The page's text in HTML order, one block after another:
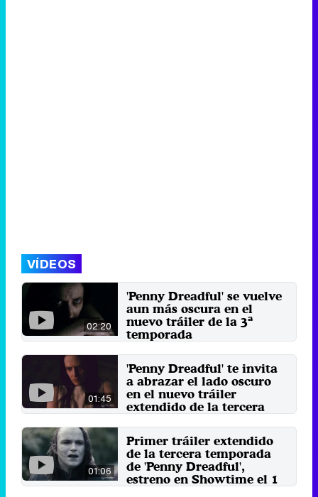
VÍDEOS
02:20
'Penny Dreadful' se vuelve
aun más oscura en el
nuevo tráiler de la 3ª
temporada
'Penny Dreadful', creada y ...
8 de abril 2016
01:45
'Penny Dreadful' te invita
a abrazar el lado oscuro
en el nuevo tráiler
extendido de la tercera
La serie fantástica protagonizada
por Eva Green y Josh Hartnett
vuelve a Showtime el ...
26 de febrero 2016
01:06
Primer tráiler extendido
de la tercera temporada
de 'Penny Dreadful',
estreno en Showtime el 1